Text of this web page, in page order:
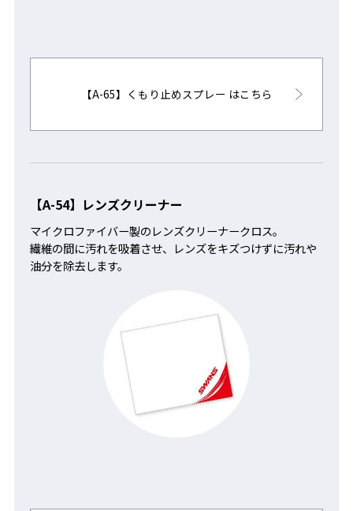
【A-65】くもり止めスプレー はこちら
【A-54】レンズクリーナー
マイクロファイバー製のレンズクリーナークロス。
繊維の間に汚れを吸着させ、レンズをキズつけずに汚れや
油分を除去します。